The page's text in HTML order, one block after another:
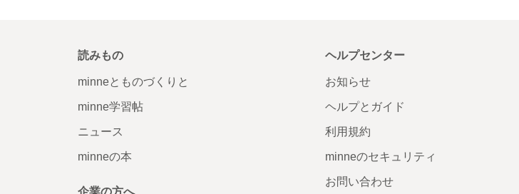
読みもの
minneとものづくりと
minne学習帖
ニュース
minneの本
企業の方へ
ヘルプセンター
お知らせ
ヘルプとガイド
利用規約
minneのセキュリティ
お問い合わせ